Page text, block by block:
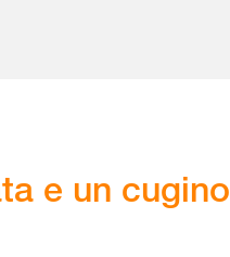
e un cugino